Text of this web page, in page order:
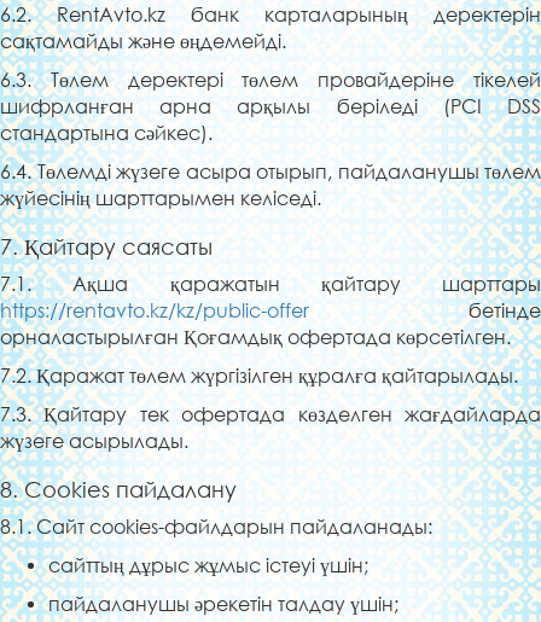
6.2. RentAvto.kz банк карталарының деректерін
сақтамайды және өңдемейді.
6.3. Төлем деректері төлем провайдеріне тікелей
шифрланған арна арқылы беріледі (PCI DSS
стандартына сәйкес).
6.4. Төлемді жүзеге асыра отырып, пайдаланушы төлем
жүйесінің шарттарымен келіседі.
7. Қайтару саясаты
7.1. Ақша қаражатын қайтару шарттары
https://rentavto.kz/kz/public-offer бетінде
орналастырылған Қоғамдық офертада көрсетілген.
7.2. Қаражат төлем жүргізілген құралға қайтарылады.
7.3. Қайтару тек офертада көзделген жағдайларда
жүзеге асырылады.
8. Cookies пайдалану
8.1. Сайт cookies-файлдарын пайдаланады:
сайттың дұрыс жұмыс істеуі үшін;
пайдаланушы әрекетін талдау үшін;